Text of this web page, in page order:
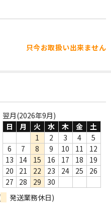
只今お取扱い出来ません
翌月(2026年9月)
日
月 火 水 木 金
土
1
2 3 4
5
6
7 8 9 10 11
12
13
14 15 16 17 18
19
20
21 22 23 24 25
26
27
28 29
30
発送業務休日)